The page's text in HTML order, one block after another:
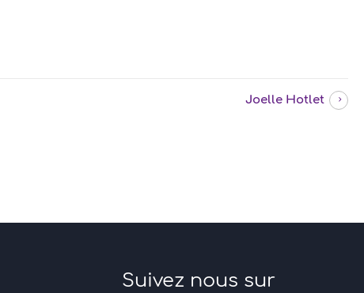
Joelle Hotlet
Suivez nous sur